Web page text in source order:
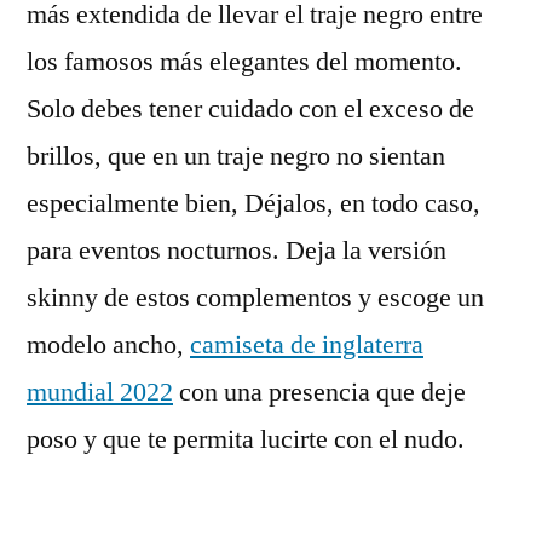
más extendida de llevar el traje negro entre
los famosos más elegantes del momento.
Solo debes tener cuidado con el exceso de
brillos, que en un traje negro no sientan
especialmente bien, Déjalos, en todo caso,
para eventos nocturnos. Deja la versión
skinny de estos complementos y escoge un
modelo ancho, camiseta de inglaterra
mundial 2022 con una presencia que deje
poso y que te permita lucirte con el nudo.